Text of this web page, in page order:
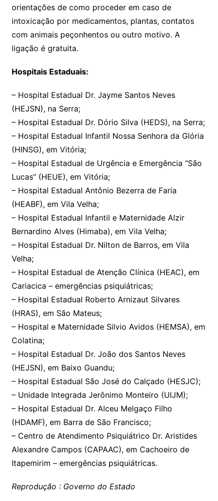
orientações de como proceder em caso de
intoxicação por medicamentos, plantas, contatos
com animais peçonhentos ou outro motivo. A
ligação é gratuita.
Hospitais Estaduais:
– Hospital Estadual Dr. Jayme Santos Neves
(HEJSN), na Serra;
– Hospital Estadual Dr. Dório Silva (HEDS), na Serra;
– Hospital Estadual Infantil Nossa Senhora da Glória
(HINSG), em Vitória;
– Hospital Estadual de Urgência e Emergência “São
Lucas” (HEUE), em Vitória;
– Hospital Estadual Antônio Bezerra de Faria
(HEABF), em Vila Velha;
– Hospital Estadual Infantil e Maternidade Alzir
Bernardino Alves (Himaba), em Vila Velha;
– Hospital Estadual Dr. Nilton de Barros, em Vila
Velha;
– Hospital Estadual de Atenção Clínica (HEAC), em
Cariacica – emergências psiquiátricas;
– Hospital Estadual Roberto Arnizaut Silvares
(HRAS), em São Mateus;
– Hospital e Maternidade Silvio Avidos (HEMSA), em
Colatina;
– Hospital Estadual Dr. João dos Santos Neves
(HEJSN), em Baixo Guandu;
– Hospital Estadual São José do Calçado (HESJC);
– Unidade Integrada Jerônimo Monteiro (UIJM);
– Hospital Estadual Dr. Alceu Melgaço Filho
(HDAMF), em Barra de São Francisco;
– Centro de Atendimento Psiquiátrico Dr. Aristides
Alexandre Campos (CAPAAC), em Cachoeiro de
Itapemirim – emergências psiquiátricas.
Reprodução : Governo do Estado